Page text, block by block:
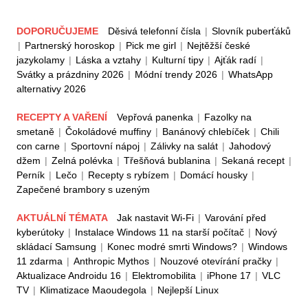
DOPORUČUJEME Děsivá telefonní čísla | Slovník puberťáků
| Partnerský horoskop | Pick me girl | Nejtěžší české
jazykolamy | Láska a vztahy | Kulturní tipy | Ajťák radí |
Svátky a prázdniny 2026 | Módní trendy 2026 | WhatsApp
alternativy 2026
RECEPTY A VAŘENÍ Vepřová panenka | Fazolky na
smetaně | Čokoládové muffiny | Banánový chlebíček | Chili
con carne | Sportovní nápoj | Zálivky na salát | Jahodový
džem | Zelná polévka | Třešňová bublanina | Sekaná recept |
Perník | Lečo | Recepty s rybízem | Domácí housky |
Zapečené brambory s uzeným
AKTUÁLNÍ TÉMATA Jak nastavit Wi-Fi | Varování před
kyberútoky | Instalace Windows 11 na starší počítač | Nový
skládací Samsung | Konec modré smrti Windows? | Windows
11 zdarma | Anthropic Mythos | Nouzové otevírání pračky |
Aktualizace Androidu 16 | Elektromobilita | iPhone 17 | VLC
TV | Klimatizace Maoudegola | Nejlepší Linux